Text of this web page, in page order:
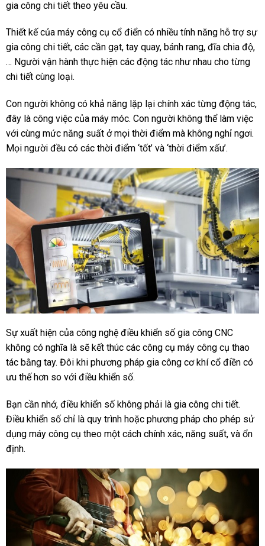
gia công chi tiết theo yêu cầu.
Thiết kế của máy công cụ cổ điển có nhiều tính năng hỗ trợ sự
gia công chi tiết, các cần gạt, tay quay, bánh rang, đĩa chia độ,
… Người vận hành thực hiện các động tác như nhau cho từng
chi tiết cùng loại.
Con người không có khả năng lặp lại chính xác từng động tác,
đây là công việc của máy móc. Con người không thể làm việc
với cùng mức năng suất ở mọi thời điểm mà không nghỉ ngơi.
Mọi người đều có các thời điểm ‘tốt’ và ‘thời điểm xấu’.
Sự xuất hiện của công nghệ điều khiển số gia công CNC
không có nghĩa là sẽ kết thúc các công cụ máy công cụ thao
tác bằng tay. Đôi khi phương pháp gia công cơ khí cổ điền có
ưu thế hơn so với điều khiển số.
Bạn cần nhớ, điều khiển số không phải là gia công chi tiết.
Điều khiển số chỉ là quy trình hoặc phương pháp cho phép sử
dụng máy công cụ theo một cách chính xác, năng suất, và ổn
định.